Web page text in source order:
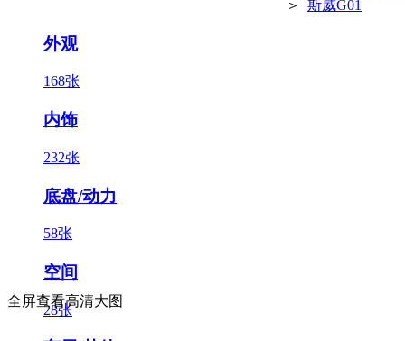
＞
斯威G01
外观
168张
内饰
232张
底盘/动力
58张
空间
28张
全屏查看高清大图